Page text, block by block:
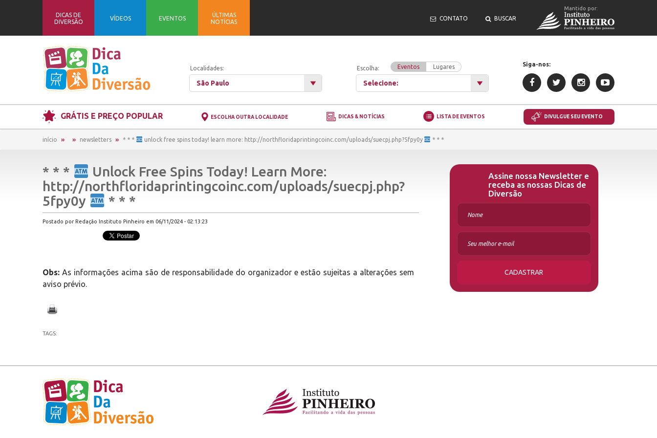
DICAS DE
DIVERSÃO
VÍDEOS EVENTOS
ÚLTIMAS
NOTÍCIAS
CONTATO BUSCAR
Mantido por:
Localidades:
São Paulo
Escolha: Eventos Lugares
Selecione:
Siga-nos:
GRÁTIS E PREÇO POPULAR ESCOLHA OUTRA LOCALIDADE DICAS & NOTÍCIAS LISTA DE EVENTOS DIVULGUE SEU EVENTO
início newsletters * * * unlock free spins today! learn more: http://northfloridaprintingcoinc.com/uploads/suecpj.php?5fpy0y * * *
* * *
Unlock Free Spins Today! Learn More:
http://northfloridaprintingcoinc.com/uploads/suecpj.php?
5fpy0y
* * *
Postado por Redação Instituto Pinheiro em 06/11/2024 - 02:13:23
Obs: As informações acima são de responsabilidade do organizador e estão sujeitas a alterações sem
aviso prévio.
TAGS:
Assine nossa Newsletter e
receba as nossas Dicas de
Diversão
CADASTRAR